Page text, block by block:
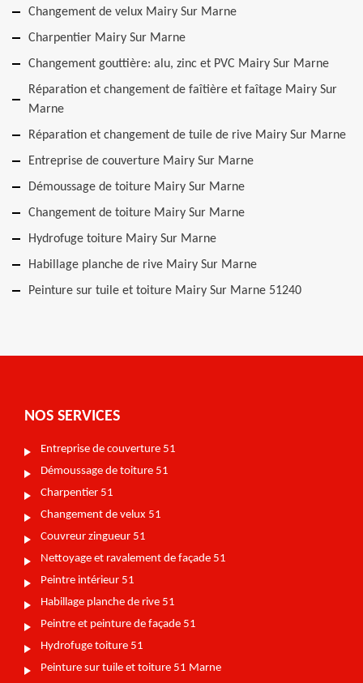
Changement de velux Mairy Sur Marne
Charpentier Mairy Sur Marne
Changement gouttière: alu, zinc et PVC Mairy Sur Marne
Réparation et changement de faîtière et faîtage Mairy Sur
Marne
Réparation et changement de tuile de rive Mairy Sur Marne
Entreprise de couverture Mairy Sur Marne
Démoussage de toiture Mairy Sur Marne
Changement de toiture Mairy Sur Marne
Hydrofuge toiture Mairy Sur Marne
Habillage planche de rive Mairy Sur Marne
Peinture sur tuile et toiture Mairy Sur Marne 51240
NOS SERVICES
Entreprise de couverture 51
Démoussage de toiture 51
Charpentier 51
Changement de velux 51
Couvreur zingueur 51
Nettoyage et ravalement de façade 51
Peintre intérieur 51
Habillage planche de rive 51
Peintre et peinture de façade 51
Hydrofuge toiture 51
Peinture sur tuile et toiture 51 Marne